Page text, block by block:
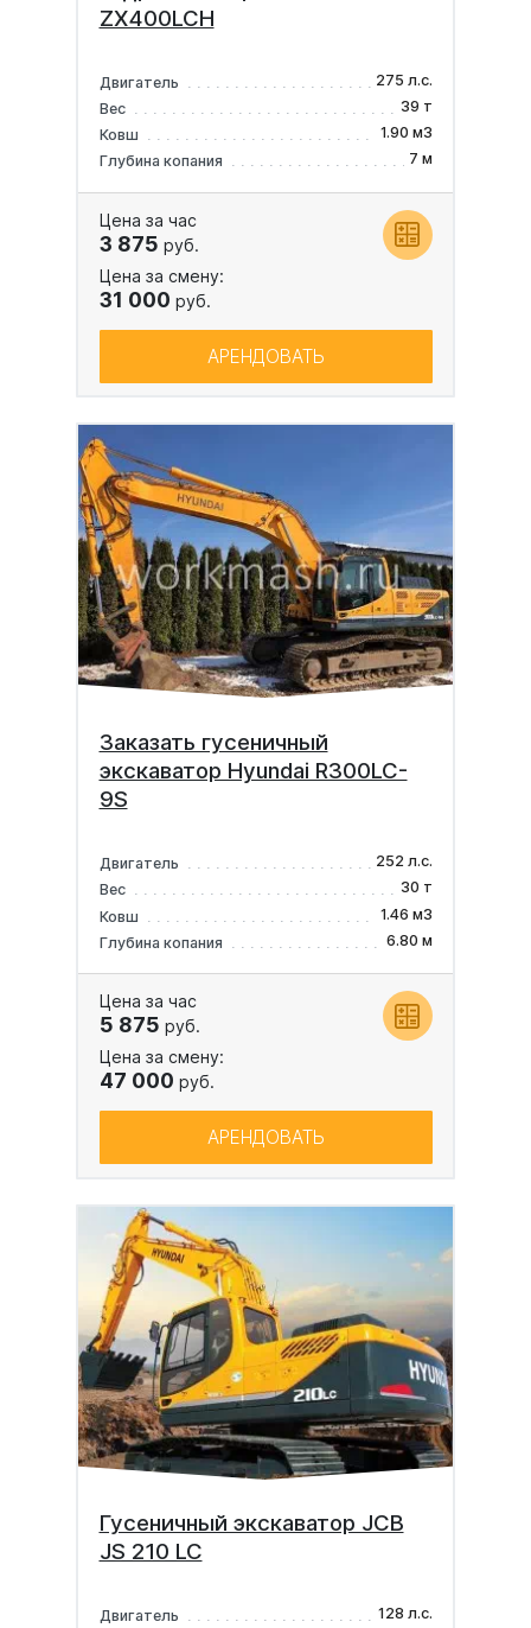
ZX400LCH
Двигатель
275 л.с.
Вес
39 т
Ковш
1.90 м3
Глубина копания
7 м
Цена за час
3 875 руб.
Цена за смену:
31 000 руб.
АРЕНДОВАТЬ
Заказать гусеничный
экскаватор Hyundai R300LC-
9S
Двигатель
252 л.с.
Вес
30 т
Ковш
1.46 м3
Глубина копания
6.80 м
Цена за час
5 875 руб.
Цена за смену:
47 000 руб.
АРЕНДОВАТЬ
Гусеничный экскаватор JCB
JS 210 LC
Двигатель
128 л.с.